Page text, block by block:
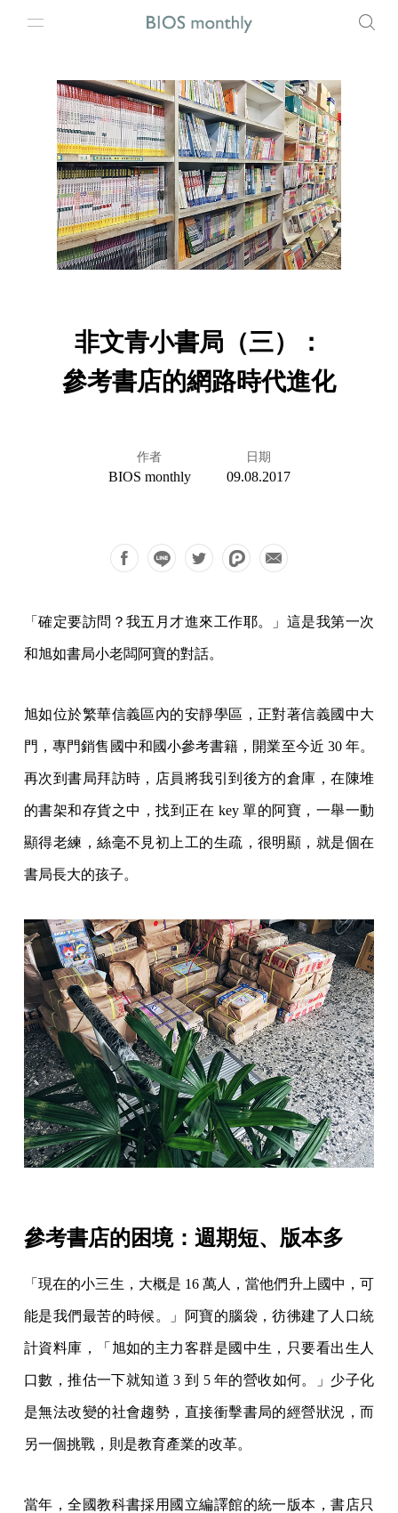
非文青小書局（三）：
參考書店的網路時代進化
作者
BIOS monthly
日期
09.08.2017
「確定要訪問？我五月才進來工作耶。」這是我第一次
和旭如書局小老闆阿寶的對話。
旭如位於繁華信義區內的安靜學區，正對著信義國中大
門，專門銷售國中和國小參考書籍，開業至今近 30 年。
再次到書局拜訪時，店員將我引到後方的倉庫，在陳堆
的書架和存貨之中，找到正在 key 單的阿寶，一舉一動
顯得老練，絲毫不見初上工的生疏，很明顯，就是個在
書局長大的孩子。
參考書店的困境：週期短、版本多
「現在的小三生，大概是 16 萬人，當他們升上國中，可
能是我們最苦的時候。」阿寶的腦袋，彷彿建了人口統
計資料庫，「旭如的主力客群是國中生，只要看出生人
口數，推估一下就知道 3 到 5 年的營收如何。」少子化
是無法改變的社會趨勢，直接衝擊書局的經營狀況，而
另一個挑戰，則是教育產業的改革。
當年，全國教科書採用國立編譯館的統一版本，書店只